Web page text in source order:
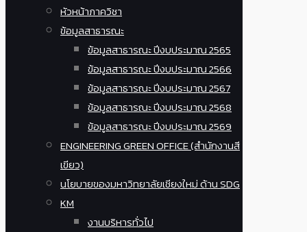
หัวหน้าภาควิชา
ข้อมูลสาธารณะ
ข้อมูลสาธารณะ ปีงบประมาณ 2565
ข้อมูลสาธารณะ ปีงบประมาณ 2566
ข้อมูลสาธารณะ ปีงบประมาณ 2567
ข้อมูลสาธารณะ ปีงบประมาณ 2568
ข้อมูลสาธารณะ ปีงบประมาณ 2569
ENGINEERING GREEN OFFICE (สำนักงานสี
เขียว)
นโยบายของมหาวิทยาลัยเชียงใหม่ ด้าน SDG
KM
งานบริหารทั่วไป